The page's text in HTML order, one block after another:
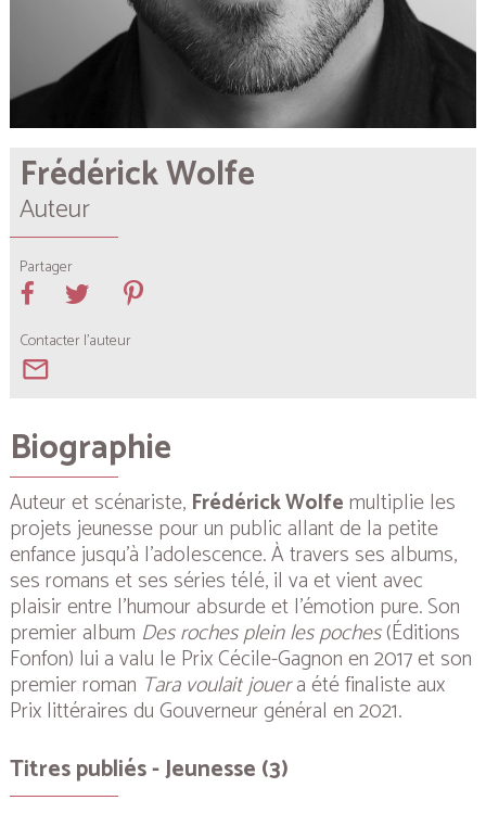
Frédérick Wolfe
Auteur
Partager
Contacter l'auteur
mail_outline
Biographie
Auteur et scénariste, Frédérick Wolfemultiplie les
projets jeunesse pour un public allant de la petite
enfance jusqu’à l’adolescence. À travers ses albums,
ses romans et ses séries télé, il va et vient avec
plaisir entre l’humour absurde et l’émotion pure. Son
premier album Des roches plein les poches(Éditions
Fonfon) lui a valu le Prix Cécile-Gagnon en 2017 et son
premier roman Tara voulait jouera été finaliste aux
Prix littéraires du Gouverneur général en 2021.
Titres publiés - Jeunesse (3)